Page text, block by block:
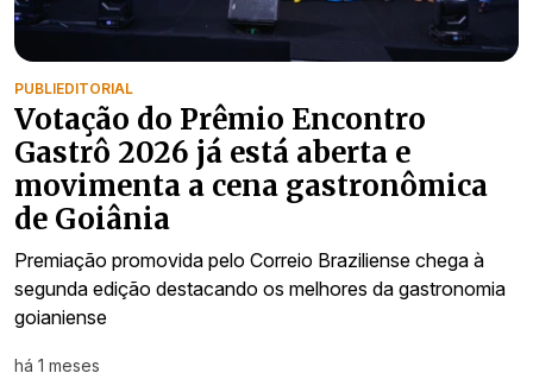
PUBLIEDITORIAL
Votação do Prêmio Encontro
Gastrô 2026 já está aberta e
movimenta a cena gastronômica
de Goiânia
Premiação promovida pelo Correio Braziliense chega à
segunda edição destacando os melhores da gastronomia
goianiense
há 1 meses